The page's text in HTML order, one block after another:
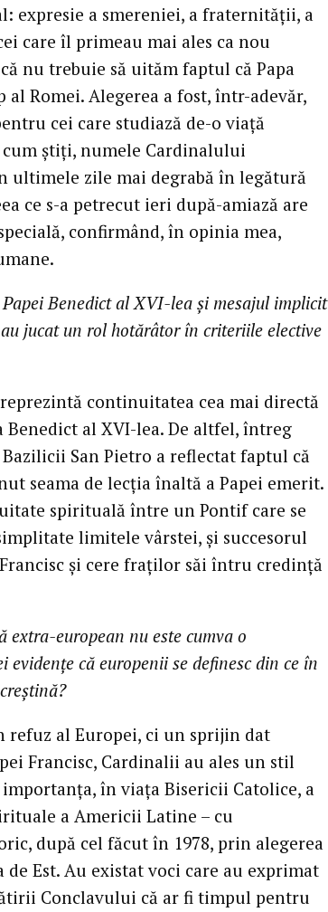
expresie a smereniei, a fraternităţii, a
care îl primeau mai ales ca nou
nu trebuie să uităm faptul că Papa
al Romei. Alegerea a fost, într-adevăr,
cei care studiază de-o viaţă
ştiţi, numele Cardinalului
ultimele zile mai degrabă în legătură
ce s-a petrecut ieri după-amiază are
confirmând, în opinia mea,
Benedict al XVI-lea şi mesajul implicit
jucat un rol hotărâtor în criteriile elective
continuitatea cea mai directă
Benedict al XVI-lea. De altfel, întreg
San Pietro a reflectat faptul că
seama de lecţia înaltă a Papei emerit.
spirituală între un Pontif care se
limitele vârstei, şi succesorul
şi cere fraţilor săi întru credinţă
extra-european nu este cumva o
evidenţe că europenii se definesc din ce în
refuz al Europei, ci un sprijin dat
Francisc, Cardinalii au ales un stil
în viaţa Bisericii Catolice, a
a Americii Latine – cu
după cel făcut în 1978, prin alegerea
Est. Au existat voci care au exprimat
Conclavului că ar fi timpul pentru